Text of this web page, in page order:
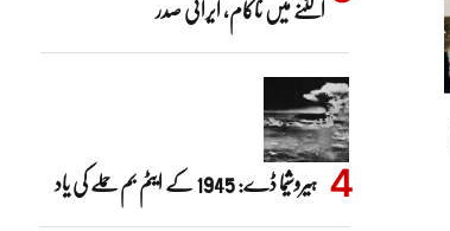
ہیروشیما ڈے: 1945 کے ایٹم بم حملے کی یاد